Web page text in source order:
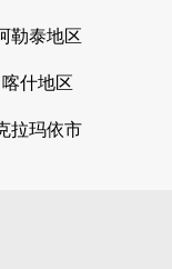
勒泰地区
喀什地区
拉玛依市